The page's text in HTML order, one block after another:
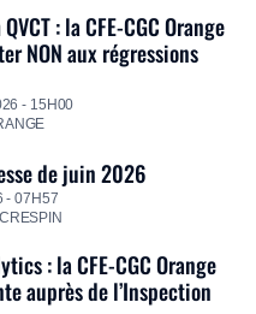
: la CFE-CGC Orange
NON aux régressions
- 15H00
de juin 2026
- 07H57
: la CFE-CGC Orange
auprès de l’Inspection